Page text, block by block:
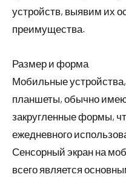
устройств, выявим их
преимущества.
Размер и форма
Мобильные
планшеты, обычно
закругленные формы,
ежедневного
Сенсорный экран на
всего является